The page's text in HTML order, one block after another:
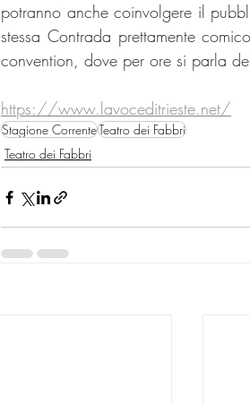
potranno anche coinvolgere il
stessa Contrada prettamente
convention, dove per ore si parla
https://www.lavoceditrieste.net/
Stagione CorrenteTeatro dei Fabbri
Teatro dei Fabbri